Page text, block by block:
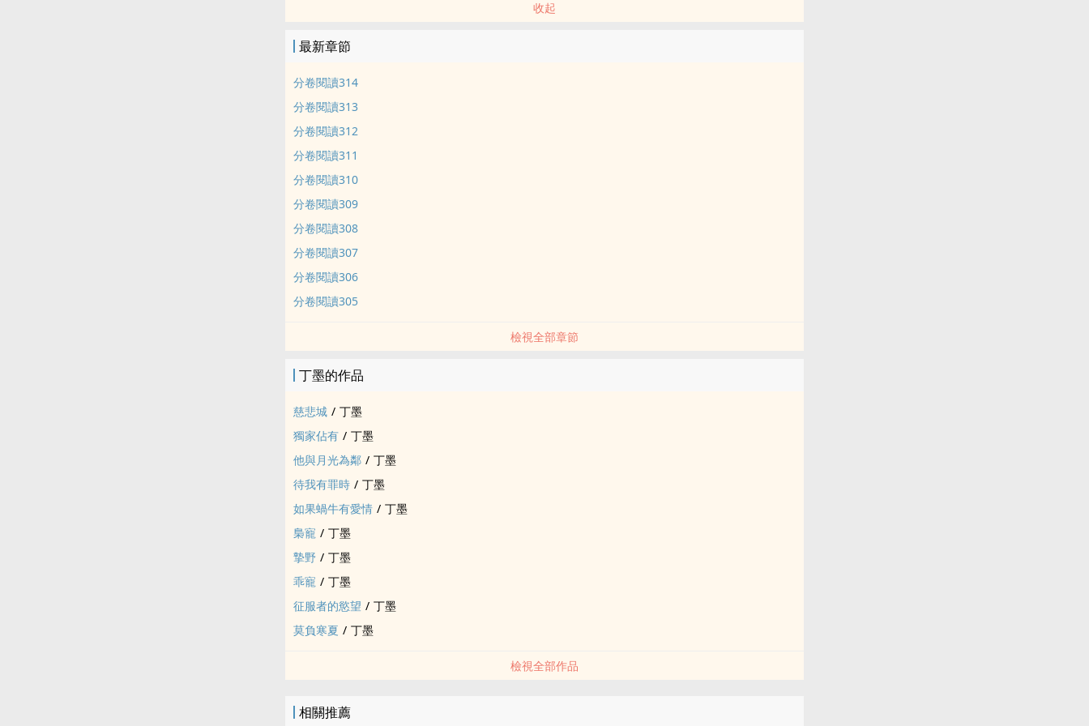
收起
最新章節
分卷閱讀314
分卷閱讀313
分卷閱讀312
分卷閱讀311
分卷閱讀310
分卷閱讀309
分卷閱讀308
分卷閱讀307
分卷閱讀306
分卷閱讀305
檢視全部章節
丁墨的作品
慈悲城 / 丁墨
獨家佔有 / 丁墨
他與月光為鄰 / 丁墨
待我有罪時 / 丁墨
如果蝸牛有愛情 / 丁墨
梟寵 / 丁墨
摯野 / 丁墨
乖寵 / 丁墨
征服者的慾望 / 丁墨
莫負寒夏 / 丁墨
檢視全部作品
相關推薦